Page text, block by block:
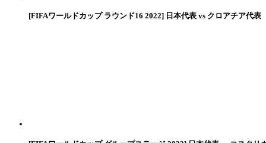
[FIFAワールドカップ ラウンド16 2022] 日本代表 vs クロアチア代表